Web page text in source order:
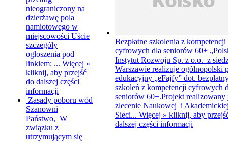
nieograniczony na
dzierżawę pola
namiotowego w
miejscowości Uście
szczegóły
ogłoszenia pod
linkiem: ... Więcej »
kliknij, aby przejść
do dalszej części
informacji
Zasady poboru wód
Szanowni
Państwo, W
związku z
utrzymującym się
Bezpłatne szkolenia z kompetencji
cyfrowych dla seniorów 60+
Instytut Rozwoju Sp. z o.o. z
Warszawie realizuje ogólnopolski
edukacyjny „eFajfy” dot.
szkoleń z kompetencji cyfrowych
seniorów 60+.Projekt realizowany
zlecenie Naukowej i
Sieci... Więcej » kliknij, aby
dalszej części informacji